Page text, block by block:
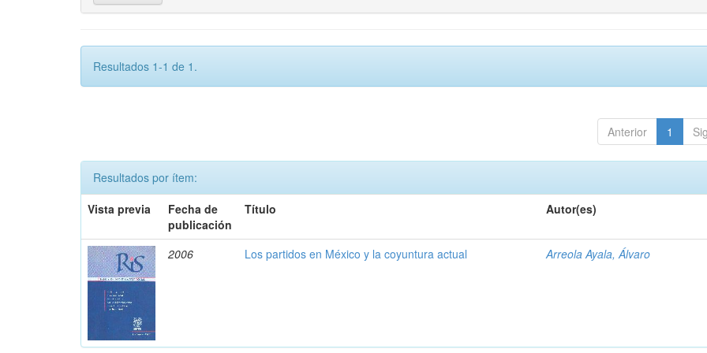
Resultados 1-1 de 1.
Anterior 1
Resultados por ítem:
Vista previa
Fecha de
publicación
Título Autor(es)
2006 Los partidos en México y la coyuntura actual Arreola Ayala, Álvaro